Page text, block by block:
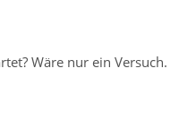
Wäre nur ein Versuch.